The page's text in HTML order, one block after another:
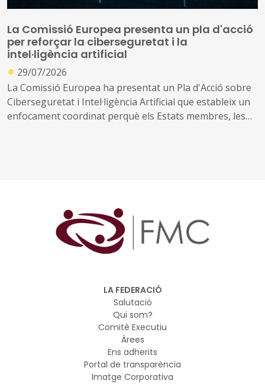
La Comissió Europea presenta un pla d'acció
per reforçar la ciberseguretat i la
intel·ligència artificial
● 29/07/2026
La Comissió Europea ha presentat un Pla d'Acció sobre
Ciberseguretat i Intel·ligència Artificial que estableix un
enfocament coordinat perquè els Estats membres, les
LA FEDERACIÓ
Salutació
Qui som?
Comitè Executiu
Àrees
Ens adherits
Portal de transparència
Imatge Corporativa